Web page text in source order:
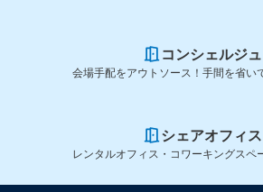
コンシェルジュ
会場手配をアウトソース！手間を省い
シェアオフィス
レンタルオフィス・コワーキングスペ